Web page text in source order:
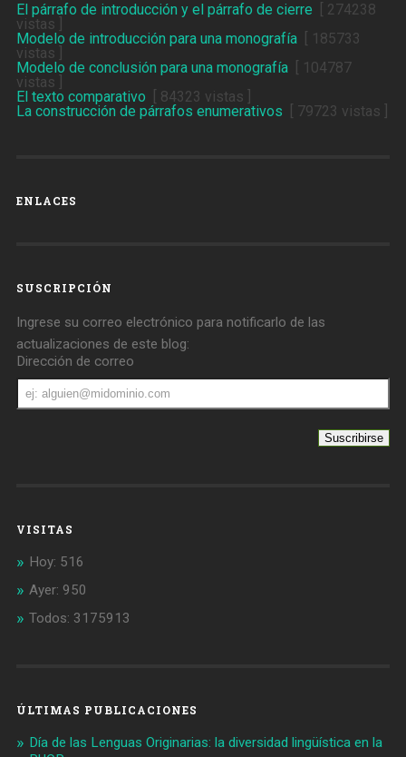
El párrafo de introducción y el párrafo de cierre [ 274238
vistas ]
Modelo de introducción para una monografía[ 185733
vistas ]
Modelo de conclusión para una monografía[ 104787
vistas ]
El texto comparativo [ 84323 vistas ]
La construcción de párrafos enumerativos [ 79723 vistas ]
ENLACES
SUSCRIPCIÓN
Ingrese su correo electrónico para notificarlo de las
actualizaciones de este blog:
Dirección de correo
Dirección
de
correo
VISITAS
Hoy: 516
Ayer: 950
Todos: 3175913
ÚLTIMAS PUBLICACIONES
Día de las Lenguas Originarias: la diversidad lingüística en la